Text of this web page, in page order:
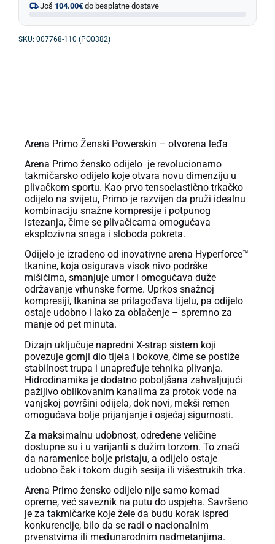
Još 104.00€ do besplatne dostave
SKU: 007768-110 (PO0382)
Arena Primo Ženski Powerskin – otvorena leđa
Arena Primo žensko odijelo je revolucionarno
takmičarsko odijelo koje otvara novu dimenziju u
plivačkom sportu. Kao prvo tensoelastično trkačko
odijelo na svijetu, Primo je razvijen da pruži idealnu
kombinaciju snažne kompresije i potpunog
istezanja, čime se plivačicama omogućava
eksplozivna snaga i sloboda pokreta.
Odijelo je izrađeno od inovativne arena Hyperforce™
tkanine, koja osigurava visok nivo podrške
mišićima, smanjuje umor i omogućava duže
održavanje vrhunske forme. Uprkos snažnoj
kompresiji, tkanina se prilagođava tijelu, pa odijelo
ostaje udobno i lako za oblačenje – spremno za
manje od pet minuta.
Dizajn uključuje napredni X-strap sistem koji
povezuje gornji dio tijela i bokove, čime se postiže
stabilnost trupa i unapređuje tehnika plivanja.
Hidrodinamika je dodatno poboljšana zahvaljujući
pažljivo oblikovanim kanalima za protok vode na
vanjskoj površini odijela, dok novi, mekši remen
omogućava bolje prijanjanje i osjećaj sigurnosti.
Za maksimalnu udobnost, određene veličine
dostupne su i u varijanti s dužim torzom. To znači
da naramenice bolje pristaju, a odijelo ostaje
udobno čak i tokom dugih sesija ili višestrukih trka.
Arena Primo žensko odijelo nije samo komad
opreme, već saveznik na putu do uspjeha. Savršeno
je za takmičarke koje žele da budu korak ispred
konkurencije, bilo da se radi o nacionalnim
prvenstvima ili međunarodnim nadmetanjima.